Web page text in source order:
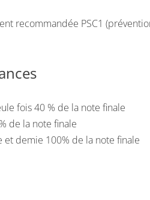
recommandée PSC1
fois 40 % de la note finale
de la note finale
et demie 100% de la note finale